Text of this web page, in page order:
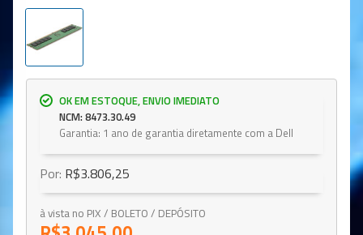
OK EM ESTOQUE, ENVIO IMEDIATO
NCM: 8473.30.49
Garantia: 1 ano de garantia diretamente com a Dell
Por: R$3.806,25
à vista no PIX / BOLETO / DEPÓSITO